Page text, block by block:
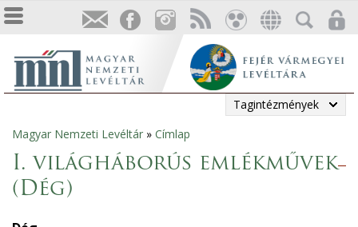
Tagintézmények
Jelenlegi
hely
Magyar Nemzeti Levéltár » Címlap
I. világháborús emlékművek
(Dég)